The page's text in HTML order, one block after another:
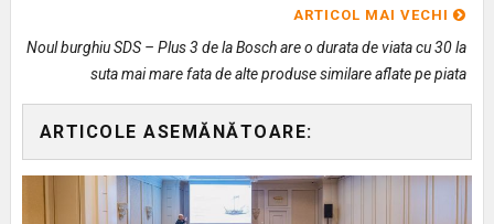
ARTICOL MAI VECHI
Noul burghiu SDS – Plus 3 de la Bosch are o durata de viata cu 30 la
suta mai mare fata de alte produse similare aflate pe piata
ARTICOLE ASEMĂNĂTOARE: